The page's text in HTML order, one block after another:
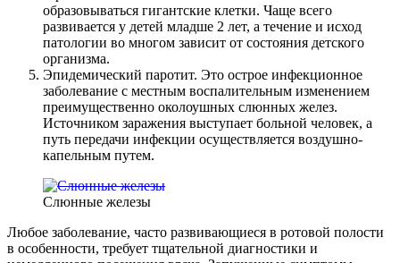
образовываться гигантские клетки. Чаще всего
развивается у детей младше 2 лет, а течение и исход
патологии во многом зависит от состояния детского
организма.
Эпидемический паротит. Это острое инфекционное
заболевание с местным воспалительным изменением
преимущественно околоушных слюнных желез.
Источником заражения выступает больной человек, а
путь передачи инфекции осуществляется воздушно-
капельным путем.
Слюнные железы
Любое заболевание, часто развивающиеся в ротовой полости
в особенности, требует тщательной диагностики и